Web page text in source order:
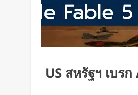
US สหรัฐฯ เบ